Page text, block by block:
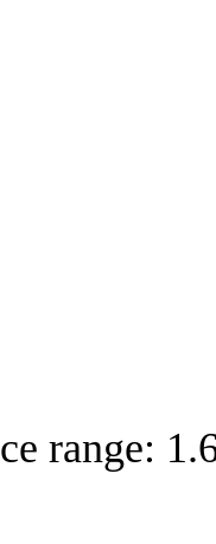
range: